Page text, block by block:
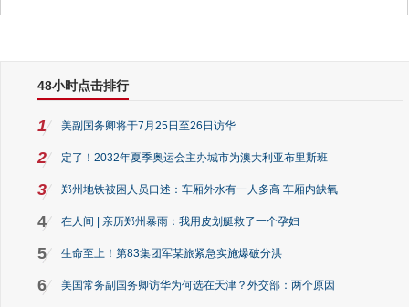
48小时点击排行
1 美副国务卿将于7月25日至26日访华
2 定了！2032年夏季奥运会主办城市为澳大利亚布里斯班
3 郑州地铁被困人员口述：车厢外水有一人多高 车厢内缺氧
4 在人间 | 亲历郑州暴雨：我用皮划艇救了一个孕妇
5 生命至上！第83集团军某旅紧急实施爆破分洪
6 美国常务副国务卿访华为何选在天津？外交部：两个原因